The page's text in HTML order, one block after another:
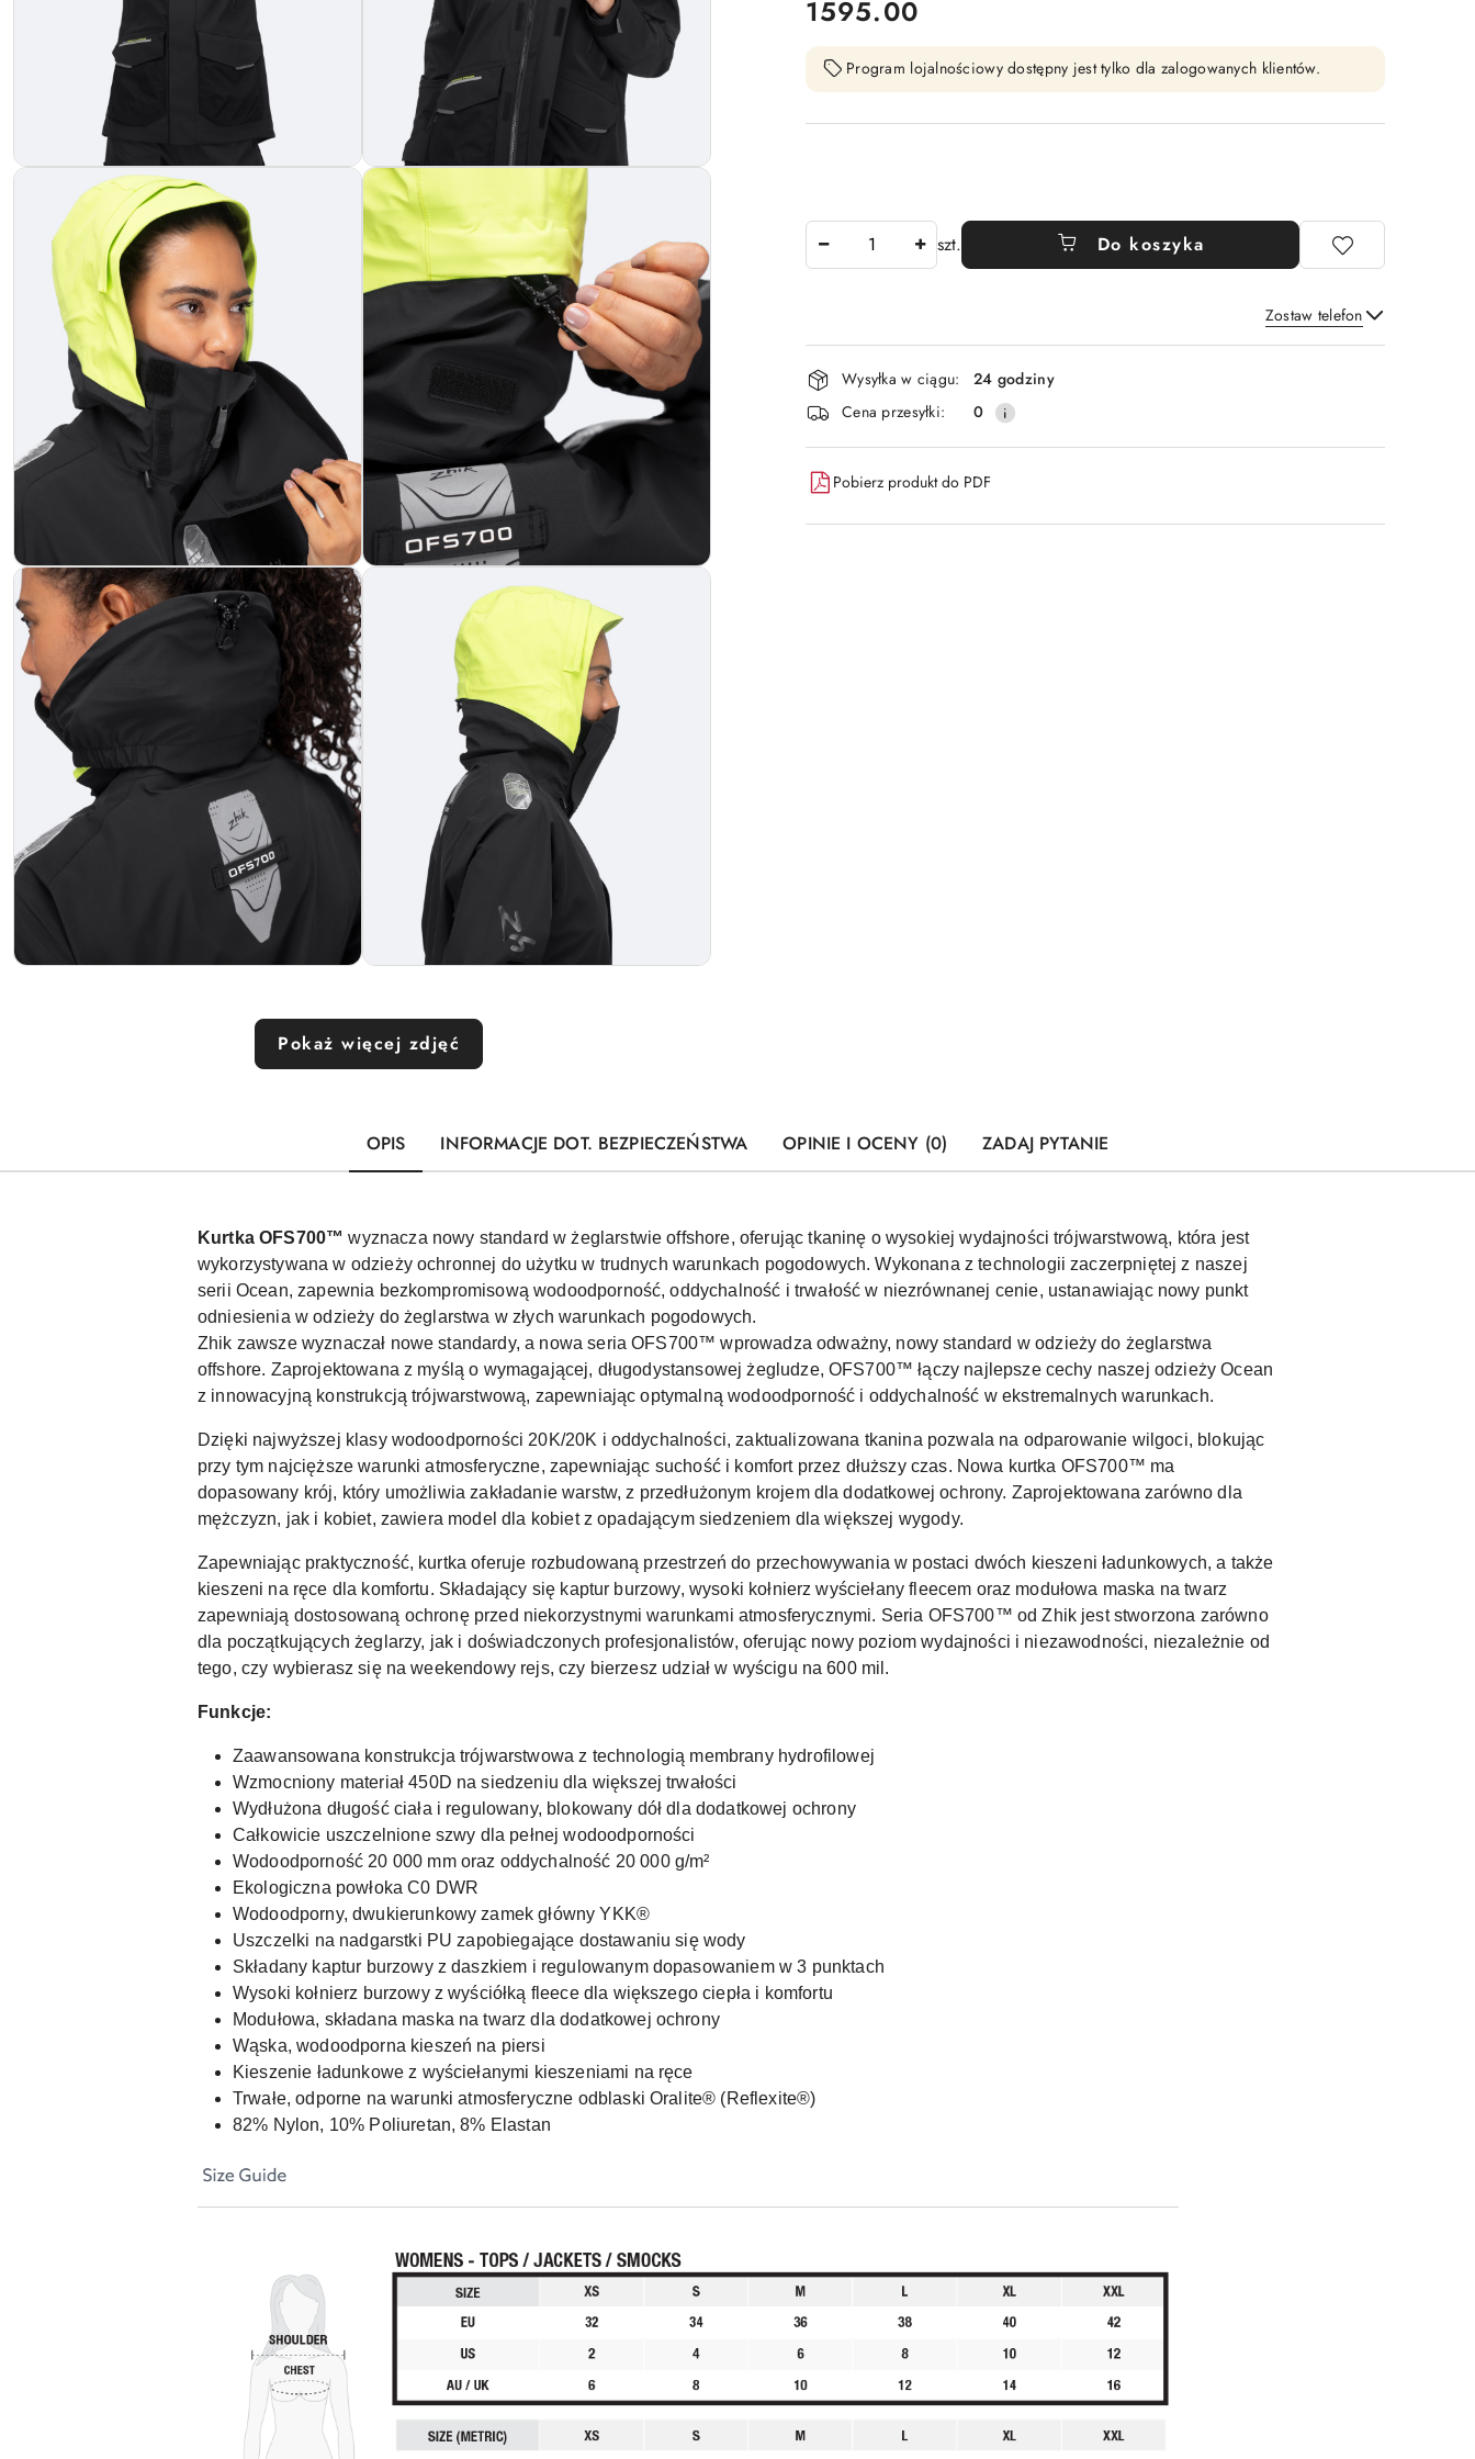
Pokaż więcej zdjęć
cena:
1595.00
Program lojalnościowy dostępny jest tylko dla zalogowanych klientów.
szt. Do koszyka
Zostaw telefon
Wyślij
Dostępność
i
dostawa
Wysyłka w ciągu:
24 godziny
Cena przesyłki:
0
Pobierz produkt do PDF
OPIS INFORMACJE DOT. BEZPIECZEŃSTWA OPINIE I OCENY (0) ZADAJ PYTANIE
Kurtka OFS700™ wyznacza nowy standard w żeglarstwie offshore, oferując tkaninę o wysokiej wydajności trójwarstwową, która jest
wykorzystywana w odzieży ochronnej do użytku w trudnych warunkach pogodowych. Wykonana z technologii zaczerpniętej z naszej
serii Ocean, zapewnia bezkompromisową wodoodporność, oddychalność i trwałość w niezrównanej cenie, ustanawiając nowy punkt
odniesienia w odzieży do żeglarstwa w złych warunkach pogodowych.
Zhik zawsze wyznaczał nowe standardy, a nowa seria OFS700™ wprowadza odważny, nowy standard w odzieży do żeglarstwa
offshore. Zaprojektowana z myślą o wymagającej, długodystansowej żegludze, OFS700™ łączy najlepsze cechy naszej odzieży Ocean
z innowacyjną konstrukcją trójwarstwową, zapewniając optymalną wodoodporność i oddychalność w ekstremalnych warunkach.
Dzięki najwyższej klasy wodoodporności 20K/20K i oddychalności, zaktualizowana tkanina pozwala na odparowanie wilgoci, blokując
przy tym najcięższe warunki atmosferyczne, zapewniając suchość i komfort przez dłuższy czas. Nowa kurtka OFS700™ ma
dopasowany krój, który umożliwia zakładanie warstw, z przedłużonym krojem dla dodatkowej ochrony. Zaprojektowana zarówno dla
mężczyzn, jak i kobiet, zawiera model dla kobiet z opadającym siedzeniem dla większej wygody.
Zapewniając praktyczność, kurtka oferuje rozbudowaną przestrzeń do przechowywania w postaci dwóch kieszeni ładunkowych, a także
kieszeni na ręce dla komfortu. Składający się kaptur burzowy, wysoki kołnierz wyściełany fleecem oraz modułowa maska na twarz
zapewniają dostosowaną ochronę przed niekorzystnymi warunkami atmosferycznymi. Seria OFS700™ od Zhik jest stworzona zarówno
dla początkujących żeglarzy, jak i doświadczonych profesjonalistów, oferując nowy poziom wydajności i niezawodności, niezależnie od
tego, czy wybierasz się na weekendowy rejs, czy bierzesz udział w wyścigu na 600 mil.
Funkcje:
Zaawansowana konstrukcja trójwarstwowa z technologią membrany hydrofilowej
Wzmocniony materiał 450D na siedzeniu dla większej trwałości
Wydłużona długość ciała i regulowany, blokowany dół dla dodatkowej ochrony
Całkowicie uszczelnione szwy dla pełnej wodoodporności
Wodoodporność 20 000 mm oraz oddychalność 20 000 g/m²
Ekologiczna powłoka C0 DWR
Wodoodporny, dwukierunkowy zamek główny YKK®
Uszczelki na nadgarstki PU zapobiegające dostawaniu się wody
Składany kaptur burzowy z daszkiem i regulowanym dopasowaniem w 3 punktach
Wysoki kołnierz burzowy z wyściółką fleece dla większego ciepła i komfortu
Modułowa, składana maska na twarz dla dodatkowej ochrony
Wąska, wodoodporna kieszeń na piersi
Kieszenie ładunkowe z wyściełanymi kieszeniami na ręce
Trwałe, odporne na warunki atmosferyczne odblaski Oralite® (Reflexite®)
82% Nylon, 10% Poliuretan, 8% Elastan